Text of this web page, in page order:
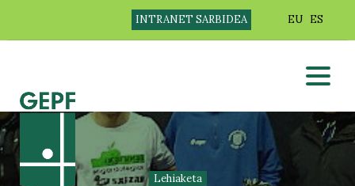
INTRANET SARBIDEA EU ES
Lehiaketa